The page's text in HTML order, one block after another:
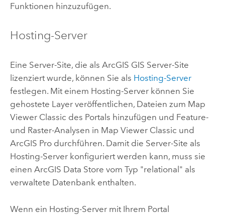
Funktionen hinzuzufügen.
Hosting-Server
Eine Server-Site, die als ArcGIS GIS Server-Site
lizenziert wurde, können Sie als Hosting-Server
festlegen. Mit einem Hosting-Server können Sie
gehostete Layer veröffentlichen, Dateien zum Map
Viewer Classic des Portals hinzufügen und Feature-
und Raster-Analysen in Map Viewer Classic und
ArcGIS Produrchführen. Damit die Server-Site als
Hosting-Server konfiguriert werden kann, muss sie
einen ArcGIS Data Store vom Typ "relational" als
verwaltete Datenbank enthalten.
Wenn ein Hosting-Server mit Ihrem Portal